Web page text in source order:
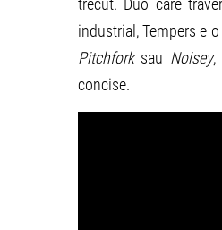
trecut. Duo care
industrial, Tempers e
Pitchforksau Noisey,
concise.